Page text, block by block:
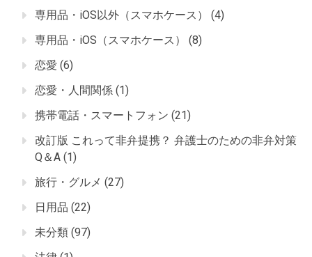
専用品・iOS以外（スマホケース）
(4)
専用品・iOS（スマホケース）
(8)
恋愛 (6)
恋愛・人間関係 (1)
携帯電話・スマートフォン (21)
改訂版 これって非弁提携？ 弁護士のための非弁対策
Q＆A (1)
旅行・グルメ (27)
日用品 (22)
未分類 (97)